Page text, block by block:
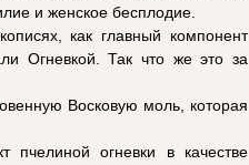
и женское бесплодие.
как главный компонент
Огневкой. Так что же это за
Восковую моль, которая
пчелиной огневки в качестве